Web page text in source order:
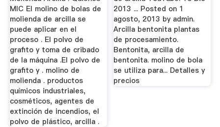
MIC El molino de bolas de
molienda de arcilla se
puede aplicar en el
proceso . El polvo de
grafito y toma de cribado
de la máquina .El polvo de
grafito y . molino de
molienda . productos
químicos industriales,
cosméticos, agentes de
extinción de incendios, el
polvo de plástico, arcilla .
2013 ... Posted on 1
agosto, 2013 by admin.
Arcilla bentonita plantas
de procesamiento.
Bentonita, arcilla de
bentonita. molino de bola
se utiliza para... Detalles y
precios